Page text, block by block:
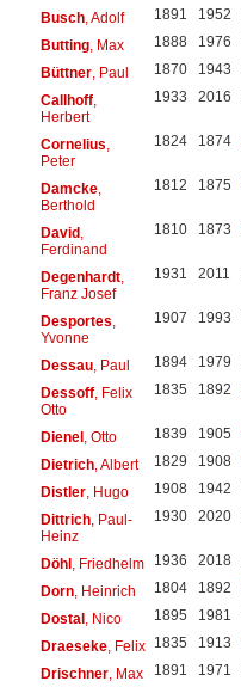
Busch, Adolf 1891 1952
Butting, Max 1888 1976
Büttner, Paul 1870 1943
Callhoff,
Herbert
1933 2016
Cornelius
Peter
1824 1874
Damcke,
Berthold
1812 1875
David,
Ferdinand
1810 1873
Degenhardt,
Franz Josef
1931 2011
Desportes
Yvonne
1907 1993
Dessau, Paul 1894 1979
Dessoff, Felix
Otto
1835 1892
Dienel, Otto 1839 1905
Dietrich, Albert 1829 1908
Distler, Hugo 1908 1942
Dittrich, Paul-
Heinz
1930 2020
Döhl, Friedhelm 1936 2018
Dorn, Heinrich 1804 1892
Dostal, Nico 1895 1981
Draeseke, Felix 1835 1913
Drischner, Max 1891 1971